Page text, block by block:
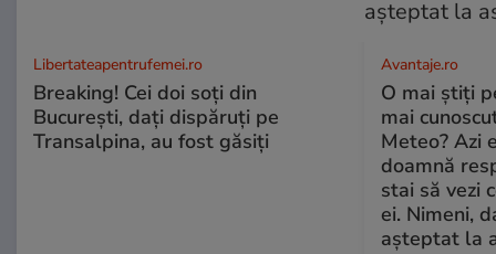
Libertateapentrufemei.ro
Breaking! Cei doi soți din
București, dați dispăruți pe
Transalpina, au fost găsiți
Avantaje.ro
O mai știți
mai
Meteo? Azi
doamnă
stai să vezi
ei. Nimeni,
așteptat la